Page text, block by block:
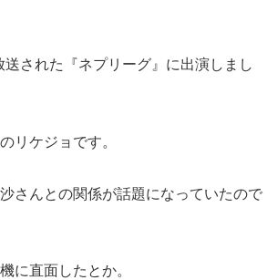
された『ネプリーグ』に出演しまし
リケジョです。
さんとの関係が話題になっていたので
に直面したとか。